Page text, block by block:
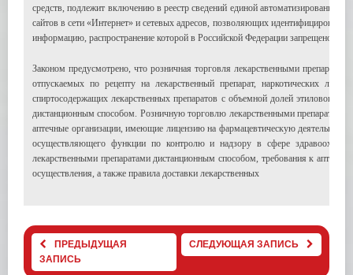
средств, подлежит включению в реестр сведений единой
сайтов в сети «Интернет» и сетевых адресов, позволяющих
информацию, распространение которой в Российской Федерации запрещено.
Законом предусмотрено, что розничная торговля лекарственными
отпускаемых по рецепту на лекарственный препарат, наркотических
спиртосодержащих лекарственных препаратов с объемной долей этилового
дистанционным способом. Розничную торговлю лекарственными
аптечные организации, имеющие лицензию на фармацевтическую
осуществляющего функции по контролю и надзору в сфере
лекарственными препаратами дистанционным способом, требования к
осуществления, а также правила доставки лекарственных
ПРЕДЫДУЩАЯ
ЗАПИСЬ
СЛЕДУЮЩАЯ ЗАПИСЬ